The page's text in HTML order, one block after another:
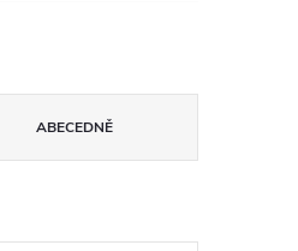
ABECEDNĚ